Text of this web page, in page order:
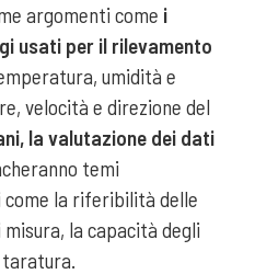
argomenti come i
usati per il rilevamento
umidità e
velocità e direzione del
la valutazione dei dati
temi
la riferibilità delle
la capacità degli